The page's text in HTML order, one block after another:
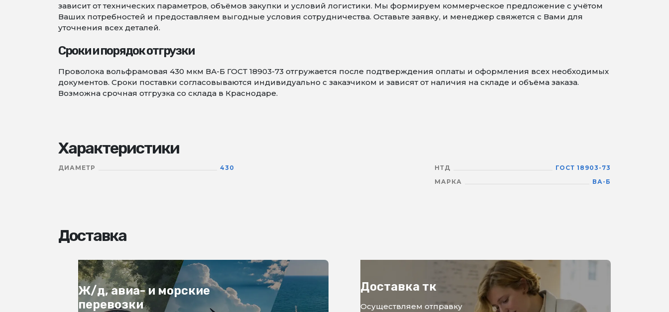
зависит от технических параметров, объёмов закупки и условий логистики. Мы формируем коммерческое предложение с учётом
Ваших потребностей и предоставляем выгодные условия сотрудничества. Оставьте заявку, и менеджер свяжется с Вами для
уточнения всех деталей.
Сроки и порядок отгрузки
Проволока вольфрамовая 430 мкм ВА-Б ГОСТ 18903-73 отгружается после подтверждения оплаты и оформления всех необходимых
документов. Сроки поставки согласовываются индивидуально с заказчиком и зависят от наличия на складе и объёма заказа.
Возможна срочная отгрузка со склада в Краснодаре.
Характеристики
ДИАМЕТР 430 НТД
ГОСТ 18903-73
МАРКА
ВА-Б
Доставка
Ж/д, авиа- и морские
перевозки
Доставка тк
Осуществляем отправку